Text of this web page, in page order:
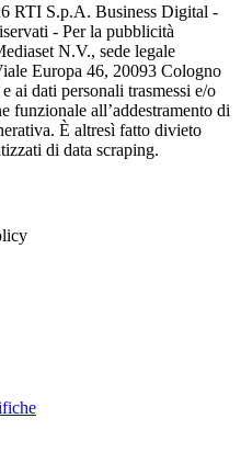
RTI S.p.A. Business Digital -
- Per la pubblicità
N.V., sede legale
Europa 46, 20093 Cologno
ai dati personali trasmessi e/o
funzionale all’addestramento di
È altresì fatto divieto
di data scraping.